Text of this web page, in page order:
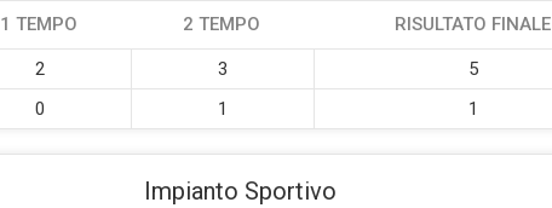
1 TEMPO 2 TEMPO RISULTATO FINALE
2 3 5
0 1 1
Impianto Sportivo